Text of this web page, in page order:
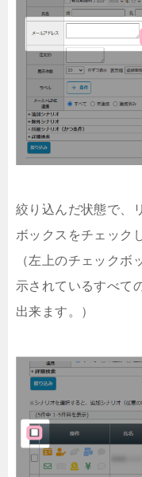
絞り込んだ状態で、
ボックスをチェック
（左上のチェックボ
示されているすべて
出来ます。）